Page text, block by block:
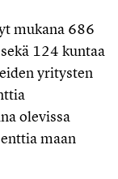
mukana 686
124 kuntaa
yritysten
olevissa
maan